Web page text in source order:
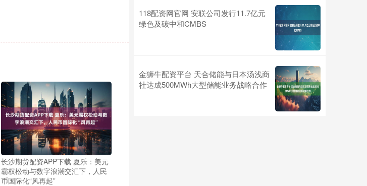
长沙期货配资APP下载 夏乐：美元
霸权松动与数字浪潮交汇下，人民
币国际化“风再起”
118配资网官网 安联公司发行11.7亿元
绿色及碳中和CMBS
金狮牛配资平台 天合储能与日本汤浅商
社达成500MWh大型储能业务战略合作